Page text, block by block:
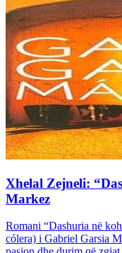
Xhelal Zejneli:
Markez
Romani “Dashuria në
cólera) i Gabriel Garsia